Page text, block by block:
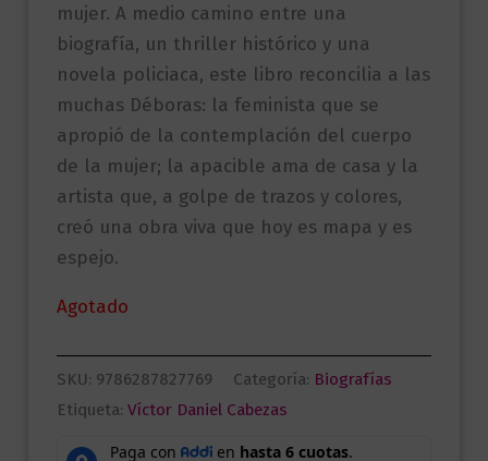
mujer. A medio camino entre una
biografía, un thriller histórico y una
novela policiaca, este libro reconcilia a las
muchas Déboras: la feminista que se
apropió de la contemplación del cuerpo
de la mujer; la apacible ama de casa y la
artista que, a golpe de trazos y colores,
creó una obra viva que hoy es mapa y es
espejo.
Agotado
SKU: 9786287827769 Categoría: Biografías
Etiqueta: Víctor Daniel Cabezas